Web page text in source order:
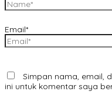
Email*
Simpan nama, email,
ini untuk komentar saya